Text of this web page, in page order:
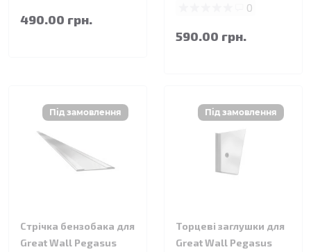
490.00 грн.
0
590.00 грн.
Стрічка бензобака для
Great Wall Pegasus
Торцеві заглушки для
Great Wall Pegasus